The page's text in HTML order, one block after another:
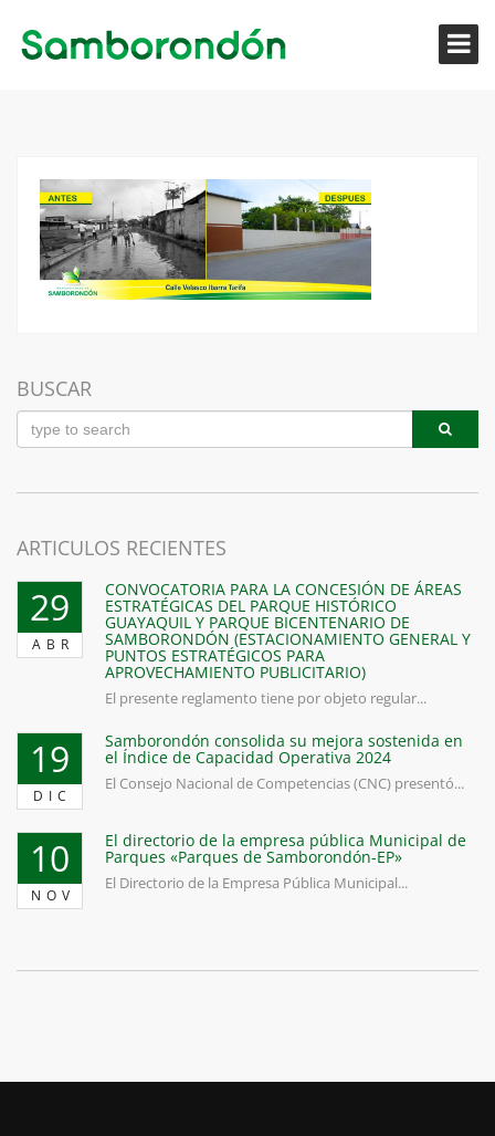
BUSCAR
ARTICULOS RECIENTES
29
ABR
CONVOCATORIA PARA LA CONCESIÓN DE ÁREAS
ESTRATÉGICAS DEL PARQUE HISTÓRICO
GUAYAQUIL Y PARQUE BICENTENARIO DE
SAMBORONDÓN (ESTACIONAMIENTO GENERAL Y
PUNTOS ESTRATÉGICOS PARA
APROVECHAMIENTO PUBLICITARIO)
El presente reglamento tiene por objeto regular...
19
DIC
Samborondón consolida su mejora sostenida en
el Índice de Capacidad Operativa 2024
El Consejo Nacional de Competencias (CNC) presentó...
10
NOV
El directorio de la empresa pública Municipal de
Parques «Parques de Samborondón-EP»
El Directorio de la Empresa Pública Municipal...